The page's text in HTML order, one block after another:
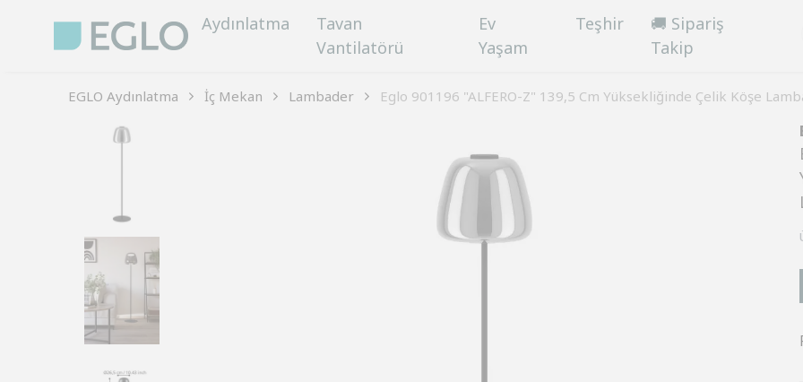
Aydınlatma
Tavan
Vantilatörü
Ev
Yaşam
Teşhir
🚚 Sipariş
Takip
EGLO Aydınlatma İç Mekan Lambader Eglo 901196 "ALFERO-Z" 139,5 Cm Yüksekliğinde Çelik Köşe